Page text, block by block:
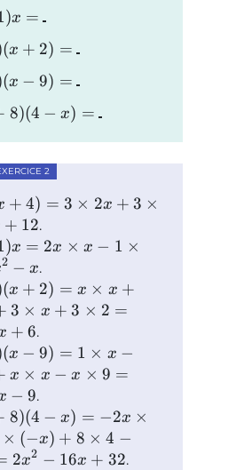
)x =
(x + 2) =
(x − 9) =
8)(4 − x) =
+ 4) = 3 × 2x + 3 ×
+ 12.
)x = 2x × x − 1 ×
2 − x.
(x + 2) = x × x +
3 × x + 3 × 2 =
+ 6.
(x − 9) = 1 × x −
x × x − x × 9 =
− 9.
8)(4 − x) = −2x ×
× (−x) + 8 × 4 −
2x2 − 16x + 32.